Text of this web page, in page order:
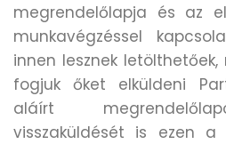
megrendelőlapja és az
munkavégzéssel
innen lesznek
fogjuk őket elküldeni
aláírt
visszaküldését is ezen a